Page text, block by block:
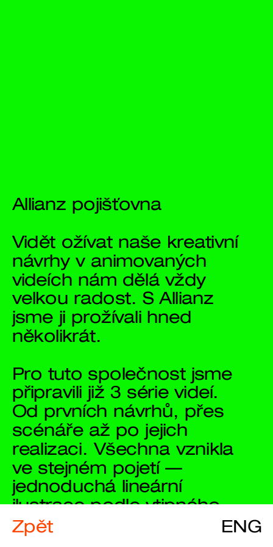
Zpět ENG
Allianz pojišťovna
Vidět ožívat naše kreativní
návrhy v animovaných
videích nám dělá vždy
velkou radost. S Allianz
jsme ji prožívali hned
několikrát.
Pro tuto společnost jsme
připravili již 3 série videí.
Od prvních návrhů, přes
scénáře až po jejich
realizaci. Všechna vznikla
ve stejném pojetí —
jednoduchá lineární
ilustrace podle vtipného
scénáře s netradičním